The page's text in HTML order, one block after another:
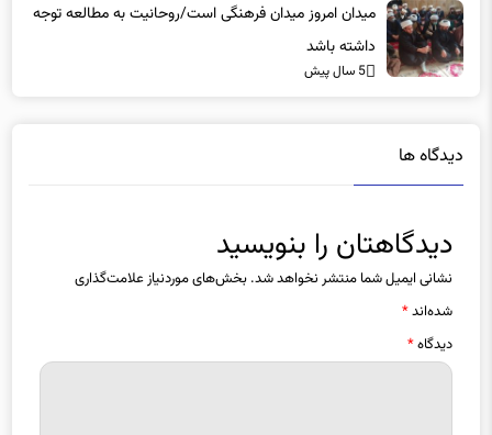
داشته باشد
5 سال پیش
نشانی ایمیل شما منتشر نخواهد شد.بخش‌های موردنیاز علامت‌گذاری
شده‌اند*
دیدگاه*